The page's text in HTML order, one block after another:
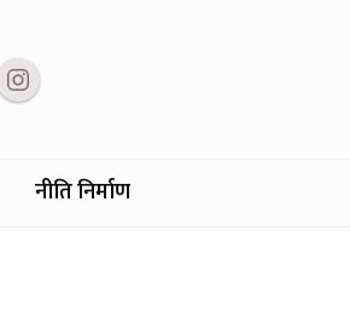
नीति निर्माण